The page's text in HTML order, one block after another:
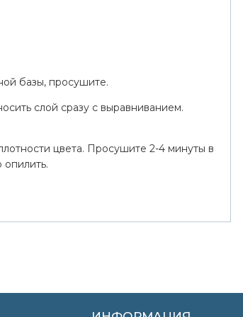
базы, просушите.
слой сразу с выравниванием.
цвета. Просушите 2-4 минуты в